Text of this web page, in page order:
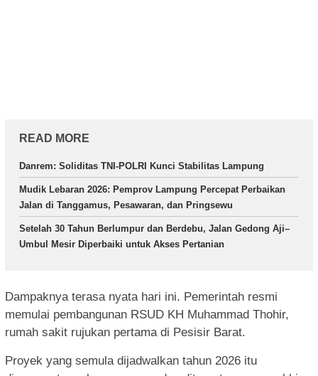
READ MORE
Danrem: Soliditas TNI-POLRI Kunci Stabilitas Lampung
Mudik Lebaran 2026: Pemprov Lampung Percepat Perbaikan
Jalan di Tanggamus, Pesawaran, dan Pringsewu
Setelah 30 Tahun Berlumpur dan Berdebu, Jalan Gedong Aji–
Umbul Mesir Diperbaiki untuk Akses Pertanian
Dampaknya terasa nyata hari ini. Pemerintah resmi
memulai pembangunan RSUD KH Muhammad Thohir,
rumah sakit rujukan pertama di Pesisir Barat.
Proyek yang semula dijadwalkan tahun 2026 itu